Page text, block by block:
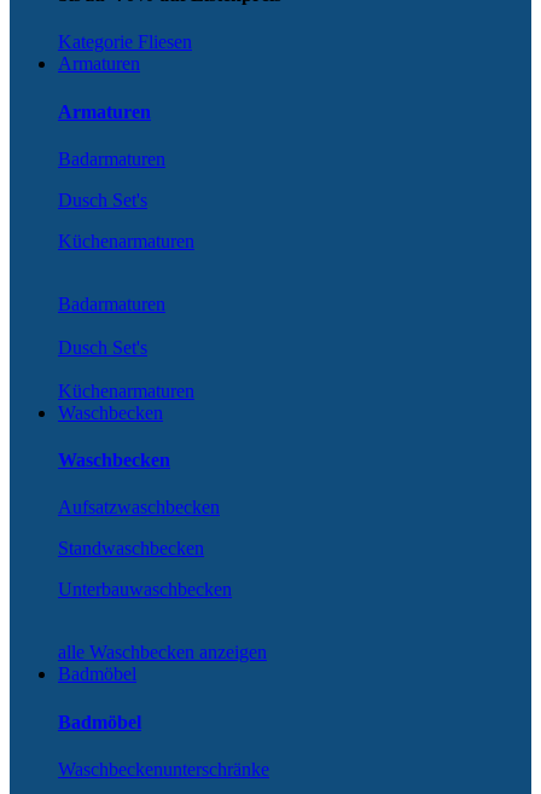
Kategorie Fliesen
Armaturen
Armaturen
Badarmaturen
Dusch Set's
Küchenarmaturen
Badarmaturen
Dusch Set's
Küchenarmaturen
Waschbecken
Waschbecken
Aufsatzwaschbecken
Standwaschbecken
Unterbauwaschbecken
alle Waschbecken anzeigen
Badmöbel
Badmöbel
Waschbeckenunterschränke